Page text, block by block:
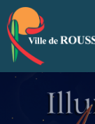
VOTRE
MAIRIE